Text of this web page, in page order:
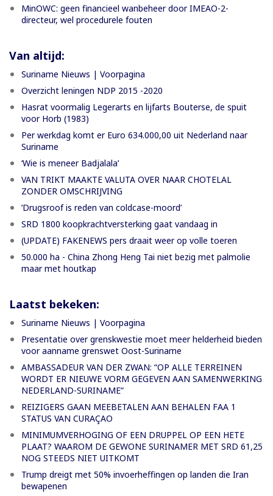
MinOWC: geen financieel wanbeheer door IMEAO-2-
directeur, wel procedurele fouten
Van altijd:
Suriname Nieuws | Voorpagina
Overzicht leningen NDP 2015 -2020
Hasrat voormalig Legerarts en lijfarts Bouterse, de spuit
voor Horb (1983)
Per werkdag komt er Euro 634.000,00 uit Nederland naar
Suriname
‘Wie is meneer Badjalala’
VAN TRIKT MAAKTE VALUTA OVER NAAR CHOTELAL
ZONDER OMSCHRIJVING
’Drugsroof is reden van coldcase-moord’
SRD 1800 koopkrachtversterking gaat vandaag in
(UPDATE) FAKENEWS pers draait weer op volle toeren
50.000 ha - China Zhong Heng Tai niet bezig met palmolie
maar met houtkap
Laatst bekeken:
Suriname Nieuws | Voorpagina
Presentatie over grenskwestie moet meer helderheid bieden
voor aanname grenswet Oost-Suriname
AMBASSADEUR VAN DER ZWAN: “OP ALLE TERREINEN
WORDT ER NIEUWE VORM GEGEVEN AAN SAMENWERKING
NEDERLAND-SURINAME”
REIZIGERS GAAN MEEBETALEN AAN BEHALEN FAA 1
STATUS VAN CURAÇAO
MINIMUMVERHOGING OF EEN DRUPPEL OP EEN HETE
PLAAT? WAAROM DE GEWONE SURINAMER MET SRD 61,25
NOG STEEDS NIET UITKOMT
Trump dreigt met 50% invoerheffingen op landen die Iran
bewapenen